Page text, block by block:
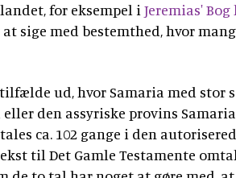
for eksempel i Jeremias' Bog
sige med bestemthed, hvor
ud, hvor Samaria med stor
den assyriske provins
ca. 102 gange i den
til Det Gamle Testamente